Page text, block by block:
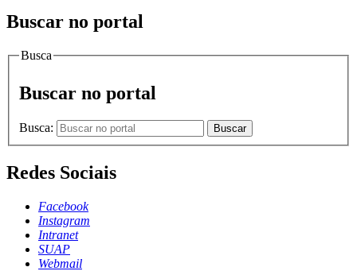
Buscar no portal
Busca
Buscar no portal
Busca: Buscar
Redes Sociais
Facebook
Instagram
Intranet
SUAP
Webmail